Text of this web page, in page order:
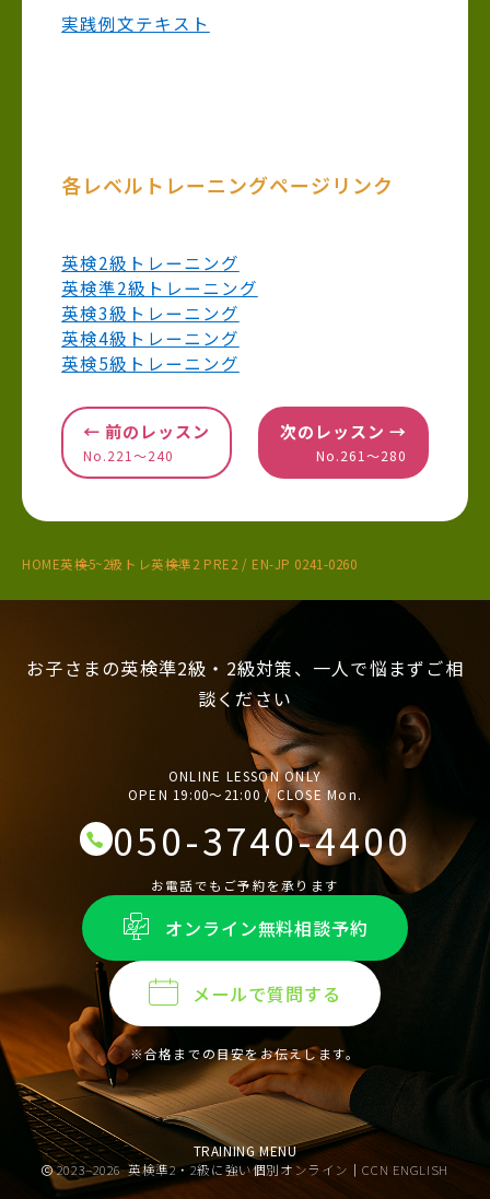
実践例文テキスト
各レベルトレーニングページリンク
英検2級トレーニング
英検準2級トレーニング
英検3級トレーニング
英検4級トレーニング
英検5級トレーニング
← 前のレッスン
No.221〜240
次のレッスン →
No.261〜280
HOME英検5~2級トレ英検準2 PRE2 / EN-JP 0241-0260
お子さまの英検準2級・2級対策、一人で悩まずご相
談ください
ONLINE LESSON ONLY
OPEN 19:00〜21:00 / CLOSE Mon.
050-3740-4400
お電話でもご予約を承ります
オンライン無料相談予約
メールで質問する
※合格までの目安をお伝えします。
TRAINING MENU
2023–2026 英検準2・2級に強い個別オンライン｜CCN ENGLISH